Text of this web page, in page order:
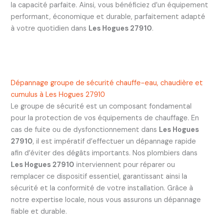
la capacité parfaite. Ainsi, vous bénéficiez d’un équipement
performant, économique et durable, parfaitement adapté
à votre quotidien dans Les Hogues 27910.
Dépannage groupe de sécurité chauffe-eau, chaudière et
cumulus à Les Hogues 27910
Le groupe de sécurité est un composant fondamental
pour la protection de vos équipements de chauffage. En
cas de fuite ou de dysfonctionnement dans Les Hogues
27910, il est impératif d’effectuer un dépannage rapide
afin d’éviter des dégâts importants. Nos plombiers dans
Les Hogues 27910 interviennent pour réparer ou
remplacer ce dispositif essentiel, garantissant ainsi la
sécurité et la conformité de votre installation. Grâce à
notre expertise locale, nous vous assurons un dépannage
fiable et durable.